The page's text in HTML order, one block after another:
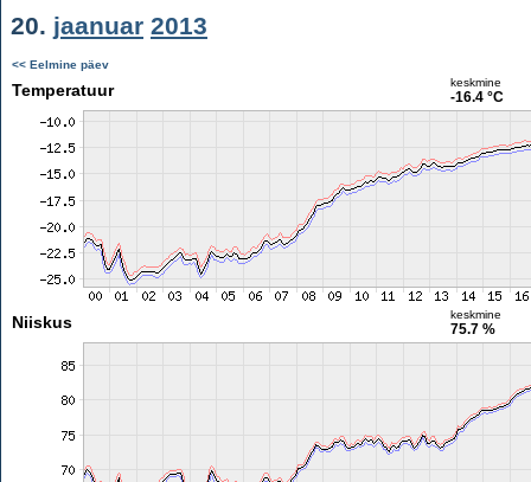
20. jaanuar 2013
<< Eelmine päev
Temperatuur keskmine
-16.4 °C
Niiskus keskmine
75.7 %